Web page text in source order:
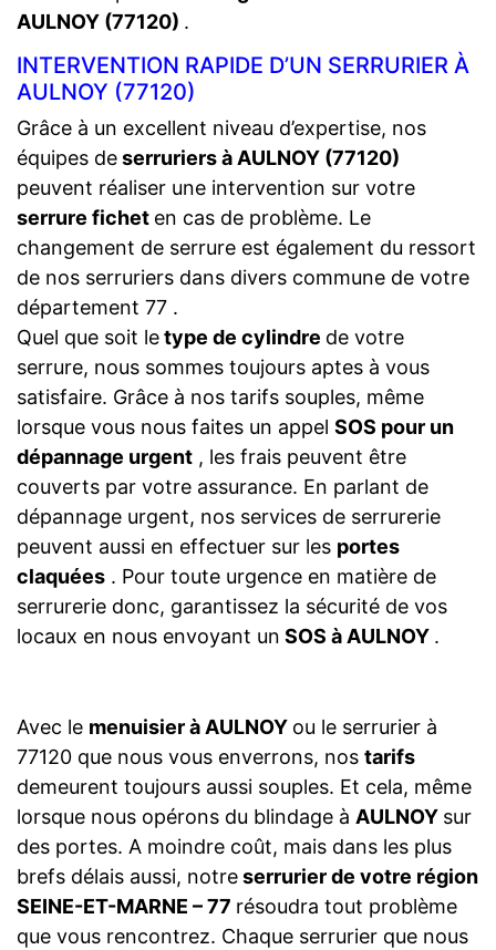
AULNOY (77120) .
INTERVENTION RAPIDE D’UN SERRURIER À
AULNOY (77120)
Grâce à un excellent niveau d’expertise, nos
équipes deserruriers à AULNOY (77120)
peuvent réaliser une intervention sur votre
serrure fichet en cas de problème. Le
changement de serrure est également du ressort
de nos serruriers dans divers commune de votre
département 77 .
Quel que soit letype de cylindre de votre
serrure, nous sommes toujours aptes à vous
satisfaire. Grâce à nos tarifs souples, même
lorsque vous nous faites un appel SOS pour un
dépannage urgent , les frais peuvent être
couverts par votre assurance. En parlant de
dépannage urgent, nos services de serrurerie
peuvent aussi en effectuer sur les portes
claquées . Pour toute urgence en matière de
serrurerie donc, garantissez la sécurité de vos
locaux en nous envoyant un SOS à AULNOY .
Avec le menuisier à AULNOY ou le serrurier à
77120 que nous vous enverrons, nos tarifs
demeurent toujours aussi souples. Et cela, même
lorsque nous opérons du blindage à AULNOY sur
des portes. A moindre coût, mais dans les plus
brefs délais aussi, notreserrurier de votre région
SEINE-ET-MARNE – 77 résoudra tout problème
que vous rencontrez. Chaque serrurier que nous